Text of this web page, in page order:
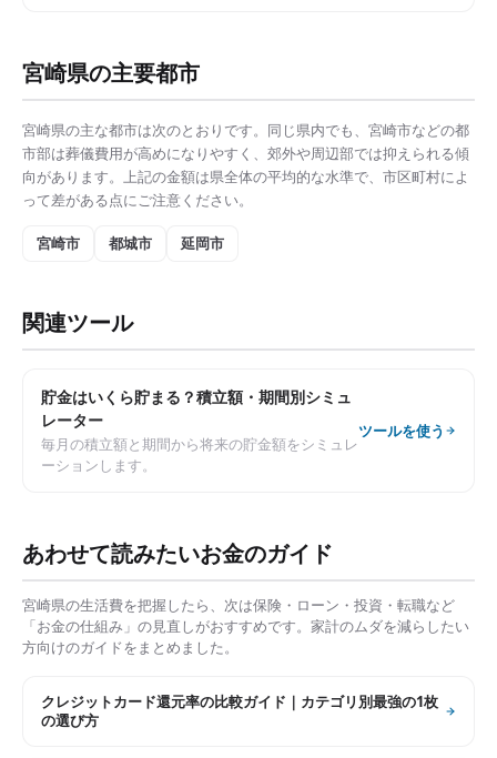
宮崎県の主要都市
宮崎県の主な都市は次のとおりです。同じ県内でも、 宮崎市などの都
市部は葬儀費用が高めになりやすく、郊外や周辺部では抑えられる傾
向があります。上記の金額は県全体の平均的な水準で、市区町村によ
って差がある点にご注意ください。
宮崎市 都城市 延岡市
関連ツール
貯金はいくら貯まる？積立額・期間別シミュ
レーター
毎月の積立額と期間から将来の貯金額をシミュレ
ーションします。
ツールを使う
あわせて読みたいお金のガイド
宮崎県の生活費を把握したら、次は保険・ローン・投資・転職など
「お金の仕組み」の見直しがおすすめです。家計のムダを減らしたい
方向けのガイドをまとめました。
クレジットカード還元率の比較ガイド｜カテゴリ別最強の1枚
の選び方